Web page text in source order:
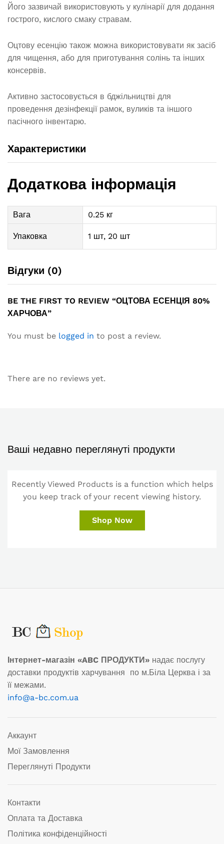
Його зазвичай використовують у кулінарії для додання
гострого, кислого смаку стравам.
Оцтову есенцію також можна використовувати як засіб
для чищення, або для приготування солінь та інших
консервів.
Активно застосовується в бджільництві для
проведення дезінфекції рамок, вуликів та іншого
пасічного інвентарю.
Характеристики
Додаткова інформація
Вага 0.25 кг
Упаковка 1 шт, 20 шт
Відгуки (0)
BE THE FIRST TO REVIEW “ОЦТОВА ЕСЕНЦІЯ 80%
ХАРЧОВА”
You must be logged in to post a review.
There are no reviews yet.
Ваші недавно переглянуті продукти
Recently Viewed Products is a function which helps
you keep track of your recent viewing history.
Shop Now
Інтернет-магазін «ABC ПРОДУКТИ» надає послугу
доставки продуктів харчування по м.Біла Церква і за
її межами.
info@a-bc.com.ua
Аккаунт
Мої Замовлення
Переглянуті Продукти
Контакти
Оплата та Доставка
Політика конфіденційності